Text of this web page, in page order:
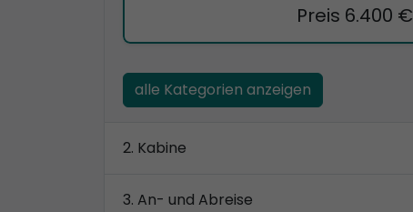
Preis 6.400 €
alle Kategorien anzeigen
Kabine
An- und Abreise